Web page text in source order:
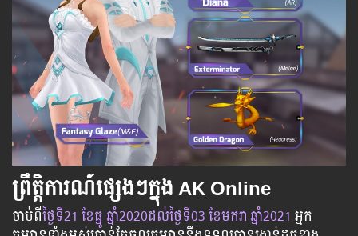
ព្រឹត្តិការណ៍ផ្សេងៗក្នុង AK Online
ចាប់​ពី​ថ្ងៃ​ទី21 ខែធ្នូ​ ឆ្នាំ2020ដល់​ថ្ងៃ​ទី03 ខែមករា​ ឆ្នាំ2021 អ្នក​